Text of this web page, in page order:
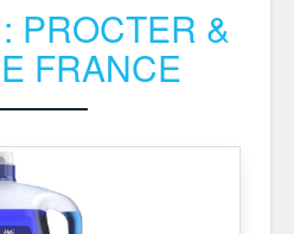
PROCTER &
FRANCE